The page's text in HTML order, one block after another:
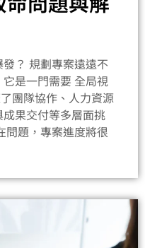
？ 規劃專案遠遠不
是一門需要 全局視
團隊協作、人力資源
果交付等多層面挑
問題，專案進度將很